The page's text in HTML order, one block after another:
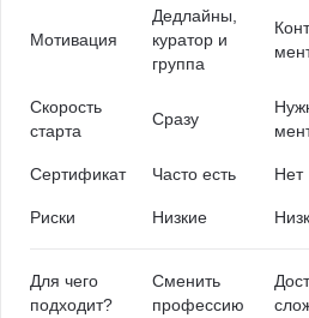
Мотивация
Дедлайны,
куратор и
группа
Скорость
старта
Сразу
Сертификат Часто есть Нет
Риски Низкие
Для чего
подходит?
Сменить
профессию